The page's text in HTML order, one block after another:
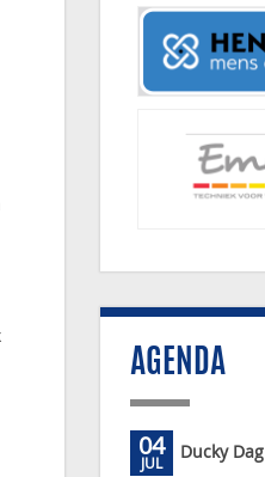
AGENDA
04
JUL Ducky Dag